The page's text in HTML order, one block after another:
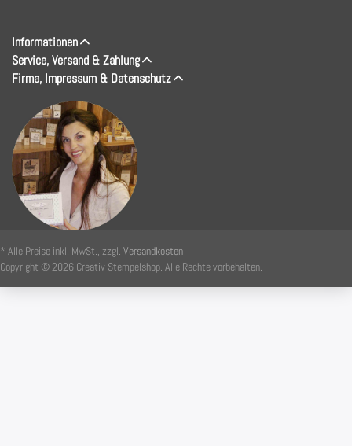
Informationen
Service, Versand & Zahlung
Firma, Impressum & Datenschutz
* Alle Preise inkl. MwSt., zzgl. Versandkosten
Copyright © 2026 Creativ Stempelshop. Alle Rechte vorbehalten.